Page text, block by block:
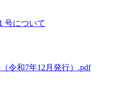
について
令和7年12月発行）.pdf